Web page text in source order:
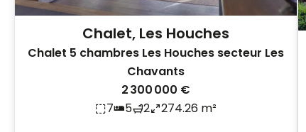
Chalet, Les Houches
Chalet 5 chambres Les Houches secteur Les
Chavants
2 300 000 €
7
5 2 274.26 m²